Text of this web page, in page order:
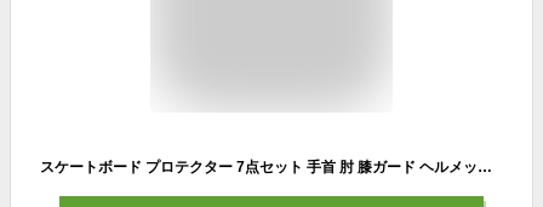
スケートボード プロテクター 7点セット 手首 肘 膝ガード ヘルメットスケートボード用パッド 子供用と大人用 保護 収納袋付き (Sサイズ…120CM～150CM（KIDS～LADYS）)